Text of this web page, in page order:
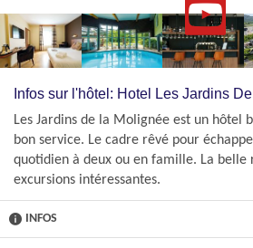
Infos sur l'hôtel: Hotel Les Jardins
Les Jardins de la Molignée est un hôtel
bon service. Le cadre rêvé pour
quotidien à deux ou en famille. La belle
excursions intéressantes.
INFOS